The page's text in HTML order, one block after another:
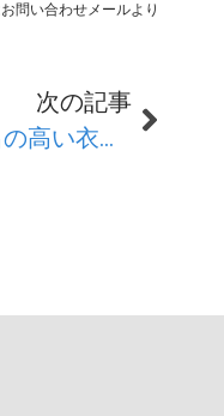
問い合わせメールより
次の記事
露出の高い衣装について